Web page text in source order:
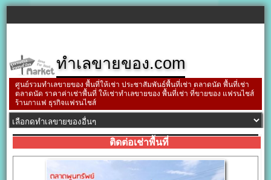
ทำเลขายของ.com
ศูนย์รวมทำเลขายของ พื้นที่ให้เช่า ประชาสัมพันธ์พื้นที่เช่า ตลาดนัด พื้นที่เช่า
ตลาดนัด ราคาค่าเช่าพื้นที่ ให้เช่าทำเลขายของ พื้นที่เช่า ที่ขายของ แฟรนไชส์
ร้านกาแฟ ธุรกิจแฟรนไชส์
ติดต่อเช่าพื้นที่